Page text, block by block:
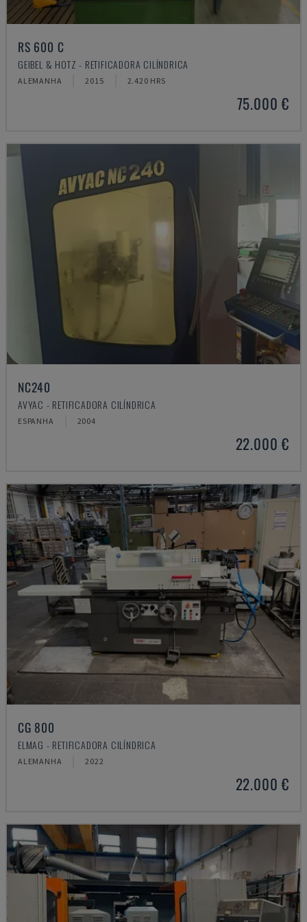
RS 600 C
GEIBEL & HOTZ - RETIFICADORA CILÍNDRICA
ALEMANHA 2015 2.420 HRS
75.000 €
NC240
AVYAC - RETIFICADORA CILÍNDRICA
ESPANHA 2004
22.000 €
CG 800
ELMAG - RETIFICADORA CILÍNDRICA
ALEMANHA 2022
22.000 €